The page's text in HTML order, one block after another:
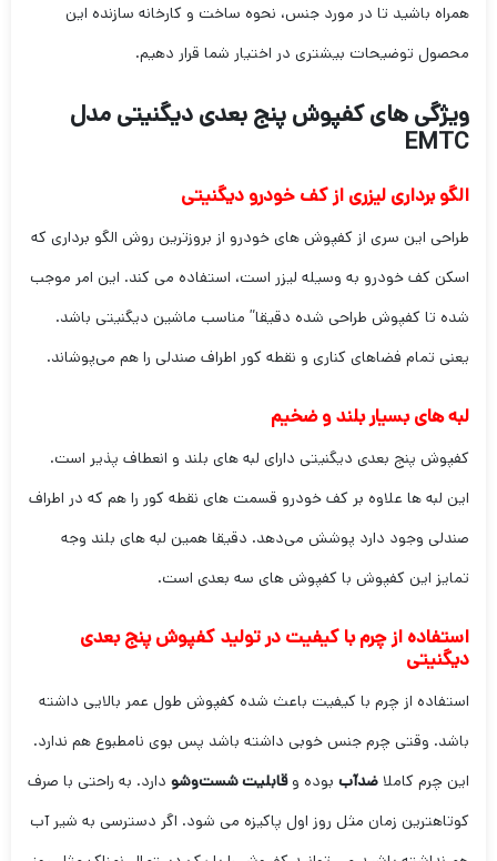
همراه باشید تا در مورد جنس، نحوه ساخت و کارخانه سازنده این
محصول توضیحات بیشتری در اختیار شما قرار دهیم.
ویژگی های کفپوش پنج بعدی دیگنیتی مدل
EMTC
الگو برداری لیزری از کف خودرو دیگنیتی
طراحی این سری از کفپوش های خودرو از بروزترین روش الگو برداری که
اسکن کف خودرو به وسیله لیزر است، استفاده می کند. این امر موجب
شده تا کفپوش طراحی شده دقیقا” مناسب ماشین دیگنیتی باشد.
یعنی تمام فضاهای کناری و نقطه کور اطراف صندلی را هم می‌پوشاند.
لبه های بسیار بلند و ضخیم
کفپوش پنج بعدی دیگنیتی دارای لبه های بلند و انعطاف پذیر است.
این لبه ها علاوه بر کف خودرو قسمت های نقطه کور را هم که در اطراف
صندلی وجود دارد پوشش می‌دهد. دقیقا همین لبه های بلند وجه
تمایز این کفپوش با کفپوش های سه بعدی است.
استفاده از چرم با کیفیت در تولید کفپوش پنج بعدی
دیگنیتی
استفاده از چرم با کیفیت باعث شده کفپوش طول عمر بالایی داشته
باشد. وقتی چرم جنس خوبی داشته باشد پس بوی نامطبوع هم ندارد.
این چرم کاملا ضدآب بوده وقابلیت شست‌و‌شو دارد. به راحتی با صرف
کوتاهترین زمان مثل روز اول پاکیزه می شود. اگر دسترسی به شیر آب